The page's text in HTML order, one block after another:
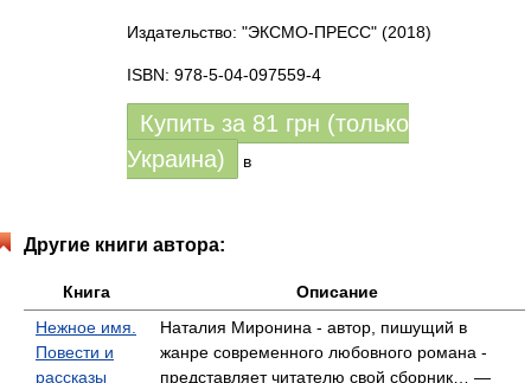
Издательство: "ЭКСМО-ПРЕСС" (2018)
ISBN: 978-5-04-097559-4
Купить за 81 грн (только
Украина)
в
Другие книги автора:
Книга
Описание
Нежное имя.
Повести и
рассказы
Наталия Миронина - автор, пишущий в
жанре современного любовного романа -
представляет читателю свой сборник… —